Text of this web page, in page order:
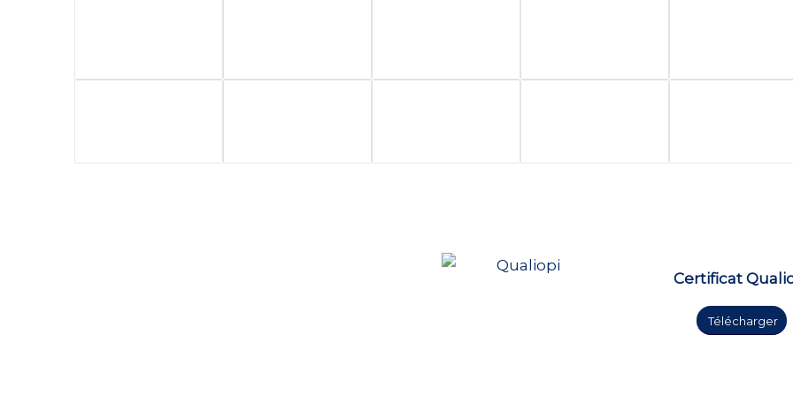
Certificat
Télécharger